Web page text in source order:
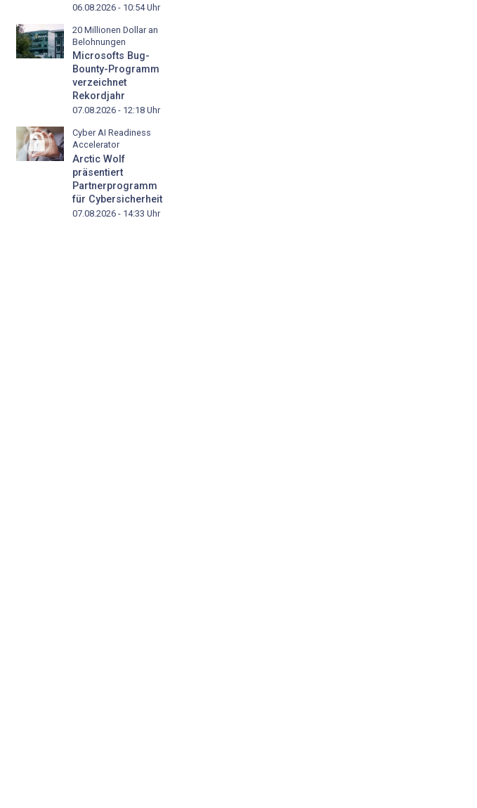
06.08.2026 - 10:54Uhr
20 Millionen Dollar an
Belohnungen
Microsofts Bug-
Bounty-Programm
verzeichnet
Rekordjahr
07.08.2026 - 12:18 Uhr
Cyber AI Readiness
Accelerator
Arctic Wolf
präsentiert
Partnerprogramm
für Cybersicherheit
07.08.2026 - 14:33 Uhr